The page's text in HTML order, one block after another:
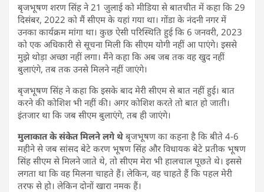
बृजभूषण शरण सिंह ने 21 जुलाई को मीडिया से बातचीत में कहा कि 29
दिसंबर, 2022 को मैं सीएम के यहां गया था। गोंडा के नंदनी नगर में
उनका कार्यक्रम मांगा था। कुछ ऐसी परिस्थिति हुई कि 6 जनवरी, 2023
को एक अधिकारी से सूचना मिली कि सीएम योगी नहीं आ पाएंगे। इससे
मुझे थोड़ा अच्छा नहीं लगा। मैंने कहा कि अब जब तक वह खुद नहीं
बुलाएंगे, तब तक उनसे मिलने नहीं जाएंगे।
बृजभूषण सिंह ने कहा कि इसके बाद मेरी सीएम से बात नहीं हुई। बात
करने की कोशिश भी नहीं की। अगर कोशिश करते तो बात हो जाती।
इंतजार था कि जब सीएम बुलाएंगे, तब ही जाएंगे।
मुलाकात के संकेत मिलने लगे थे बृजभूषण का कहना है कि बीते 4-6
महीने से जब सांसद बेटे करण भूषण सिंह और विधायक बेटे प्रतीक भूषण
सिंह सीएम से मिलने जाते थे, तो सीएम मेरा भी हालचाल पूछते थे। इससे
लगता था कि वह मिलना चाहते हैं। लेकिन, वह चाहते हैं कि पहल मेरी
तरफ से हो। लेकिन दोनों खारा नमक हैं।